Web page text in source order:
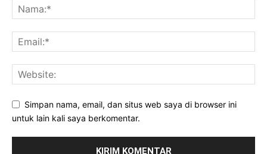
Simpan nama, email, dan situs web saya di browser ini
untuk lain kali saya berkomentar.